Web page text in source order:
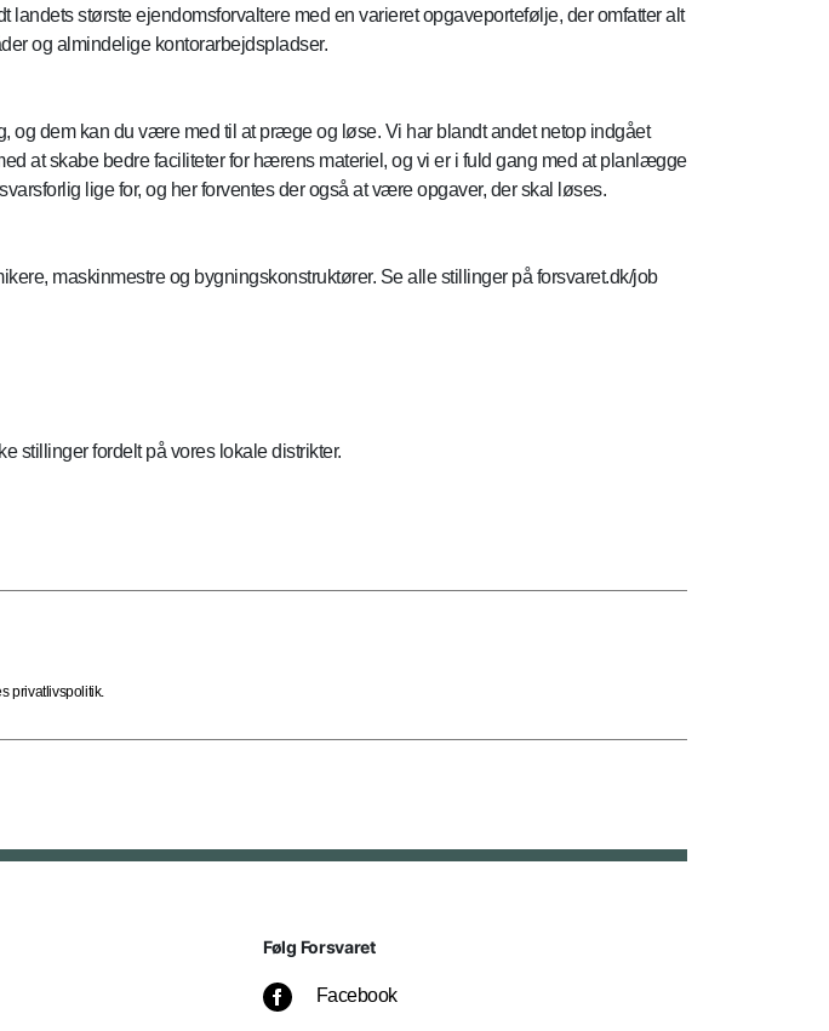
største ejendomsforvaltere med en varieret opgaveportefølje, der omfatter alt
og almindelige kontorarbejdspladser.
dem kan du være med til at præge og løse. Vi har blandt andet netop indgået
at skabe bedre faciliteter for hærens materiel, og vi er i fuld gang med at planlægge
lige for, og her forventes der også at være opgaver, der skal løses.
maskinmestre og bygningskonstruktører. Se alle stillinger på forsvaret.dk/job
stillinger fordelt på vores lokale distrikter.
privatlivspolitik.
Følg Forsvaret
Facebook